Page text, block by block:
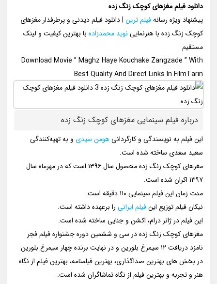
دانلود فیلم مغزهای کوچک زنگ زده
پیشنهاد ویژه رسانهفیلم ترین | دانلود فیلم دیدنی و پرطرفدار مغزهای
کوچک زنگ زده با هنرنمایی نوید محمدزاده با بهترین کیفیت و لینک
مستقیم
Download Movie ” Maghz Haye Kouchake Zangzade ” With
Best Quality And Direct Links In FilmTarin
درباره فیلم سینمایی مغزهای کوچک زنگ زده
این فیلم به نویسندگی و کارگردانیهومن سیدی و به تهیه‌کنندگی
سعید سعدی ساخته شده است.
مغزهای کوچک زنگ زده محصول سال ۱۳۹۶ است که در مهرماه سال
۱۳۹۷ اکران شده است.
مدت زمان این فیلم سینمایی ۱۱۰ دقیقه است.
نیکان فیلم توزیع اینفیلم ایرانی را برعهده داشته است.
این فیلم در ژانر درام، اکشن و جنایی ساخته شده است.
مغزهای کوچک زنگ زده در سی و ششمین دوره جشنواره فیلم فجر
نامزد دریافت ۱۲ سیمرغ بلورین و در نهایت برنده چهار سیمرغ بلورین
در بخش های بهترین صداگذاری، بهترین فیلمنامه، بهترین فیلم از نگاه
هنر و تجربه و بهترین فیلم از نگاه تماشاگران شده است.